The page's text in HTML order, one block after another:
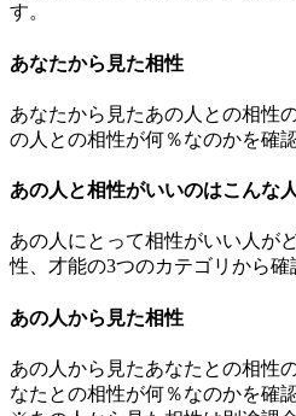
す。
あなたから見た相性
あなたから見たあの人との相性
の人との相性が何％なのかを確
あの人と相性がいいのはこんな人
あの人にとって相性がいい人が
性、才能の3つのカテゴリから確
あの人から見た相性
あの人から見たあなたとの相性
なたとの相性が何％なのかを確